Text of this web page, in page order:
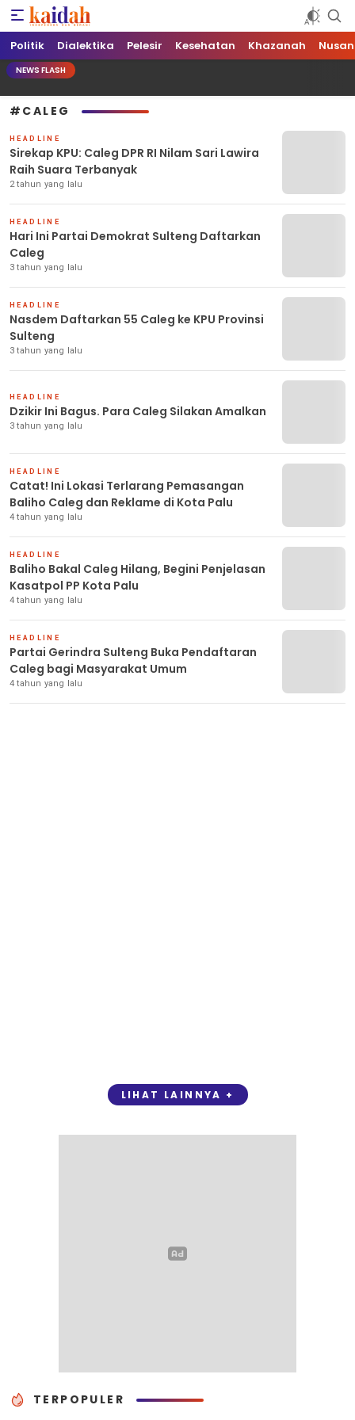
Kaidah.ID
Independen dan Berani
Politik Dialektika Pelesir Kesehatan Khazanah
NEWS FLASH
#CALEG
HEADLINE
Sirekap KPU: Caleg DPR RI Nilam Sari Lawira
Raih Suara Terbanyak
2 tahun yang lalu
HEADLINE
Hari Ini Partai Demokrat Sulteng Daftarkan
Caleg
3 tahun yang lalu
HEADLINE
Nasdem Daftarkan 55 Caleg ke KPU Provinsi
Sulteng
3 tahun yang lalu
HEADLINE
Dzikir Ini Bagus. Para Caleg Silakan Amalkan
3 tahun yang lalu
HEADLINE
Catat! Ini Lokasi Terlarang Pemasangan
Baliho Caleg dan Reklame di Kota Palu
4 tahun yang lalu
HEADLINE
Baliho Bakal Caleg Hilang, Begini Penjelasan
Kasatpol PP Kota Palu
4 tahun yang lalu
HEADLINE
Partai Gerindra Sulteng Buka Pendaftaran
Caleg bagi Masyarakat Umum
4 tahun yang lalu
LIHAT LAINNYA +
TERPOPULER